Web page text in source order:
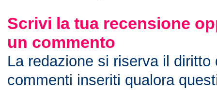
Scrivi la tua recensione
un commento
La redazione si riserva il diritto
commenti inseriti qualora